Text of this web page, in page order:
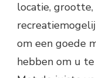
locatie, grootte,
om een goede
hebben om u